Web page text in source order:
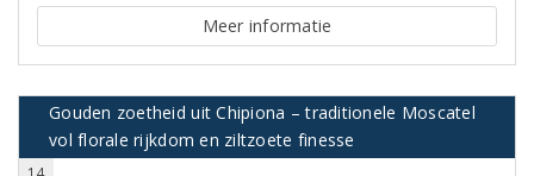
Meer informatie
Gouden zoetheid uit Chipiona – traditionele Moscatel
vol florale rijkdom en ziltzoete finesse